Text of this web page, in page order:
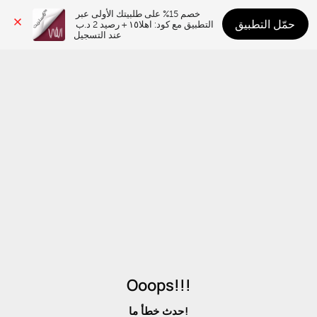
عند التسجيل
حمّل التطبيق
Ooops!!!
حدث خطأ ما!